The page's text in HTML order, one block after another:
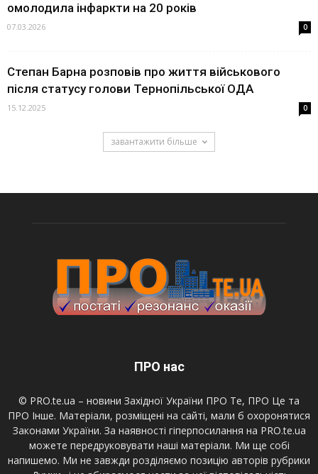
омолодила інфаркти на 20 років
07.03.2026 0
Степан Барна розповів про життя військового
після статусу голови Тернопільської ОДА
15.12.2025 0
завантажити більше
ПРО нас
© PRO.te.ua – новини Західної України ПРО Те, ПРО Це та
ПРО Інше. Матеріали, розміщені на сайті, мали б охоронятися
Законами України. За наявності гіперпосилання на PRO.te.ua
можете передруковувати наші матеріали. Ми ще собі
напишемо. Ми не завжди розділяємо позицію авторів рубрики